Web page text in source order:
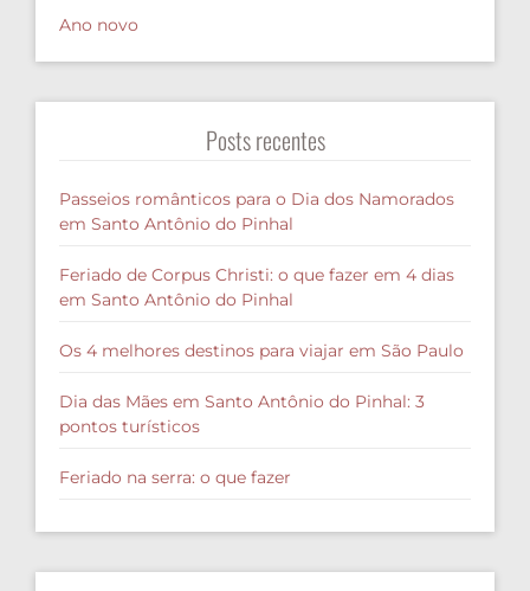
Ano novo
Posts recentes
Passeios românticos para o Dia dos Namorados
em Santo Antônio do Pinhal
Feriado de Corpus Christi: o que fazer em 4 dias
em Santo Antônio do Pinhal
Os 4 melhores destinos para viajar em São Paulo
Dia das Mães em Santo Antônio do Pinhal: 3
pontos turísticos
Feriado na serra: o que fazer